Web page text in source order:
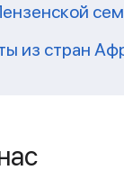
из стран